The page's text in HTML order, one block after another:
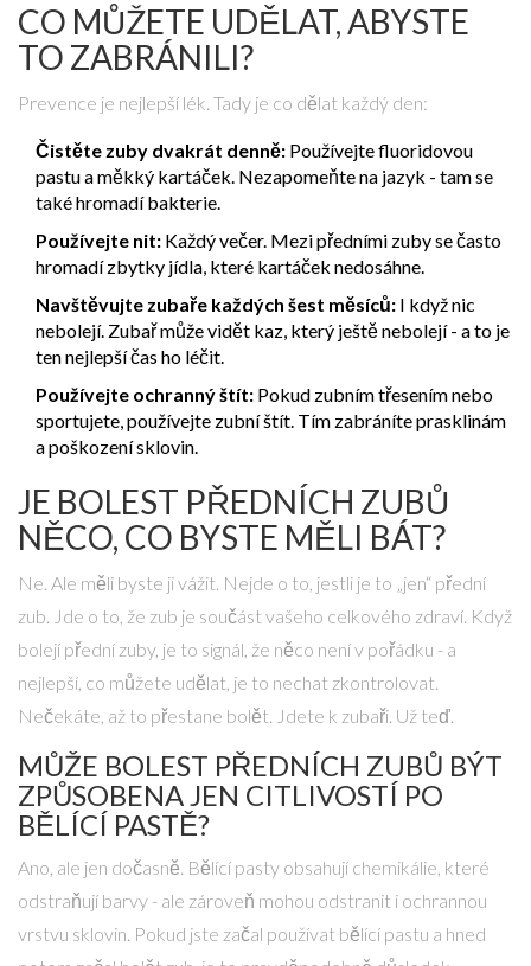
CO MŮŽETE UDĚLAT, ABYSTE
TO ZABRÁNILI?
Prevence je nejlepší lék. Tady je co dělat každý den:
Čistěte zuby dvakrát denně: Používejte fluoridovou
pastu a měkký kartáček. Nezapomeňte na jazyk - tam se
také hromadí bakterie.
Používejte nit: Každý večer. Mezi předními zuby se často
hromadí zbytky jídla, které kartáček nedosáhne.
Navštěvujte zubaře každých šest měsíců: I když nic
nebolejí. Zubař může vidět kaz, který ještě nebolejí - a to je
ten nejlepší čas ho léčit.
Používejte ochranný štít: Pokud zubním třesením nebo
sportujete, používejte zubní štít. Tím zabráníte prasklinám
a poškození sklovin.
JE BOLEST PŘEDNÍCH ZUBŮ
NĚCO, CO BYSTE MĚLI BÁT?
Ne. Ale měli byste ji vážit. Nejde o to, jestli je to „jen“ přední
zub. Jde o to, že zub je součást vašeho celkového zdraví. Když
bolejí přední zuby, je to signál, že něco není v pořádku - a
nejlepší, co můžete udělat, je to nechat zkontrolovat.
Nečekáte, až to přestane bolět. Jdete k zubaři. Už teď.
MŮŽE BOLEST PŘEDNÍCH ZUBŮ BÝT
ZPŮSOBENA JEN CITLIVOSTÍ PO
BĚLÍCÍ PASTĚ?
Ano, ale jen dočasně. Bělící pasty obsahují chemikálie, které
odstraňují barvy - ale zároveň mohou odstranit i ochrannou
vrstvu sklovin. Pokud jste začal používat bělící pastu a hned